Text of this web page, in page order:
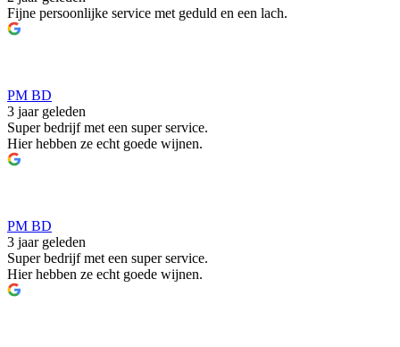
Fijne persoonlijke service met geduld en een lach.
PM BD
3 jaar geleden
Super bedrijf met een super service.
Hier hebben ze echt goede wijnen.
PM BD
3 jaar geleden
Super bedrijf met een super service.
Hier hebben ze echt goede wijnen.